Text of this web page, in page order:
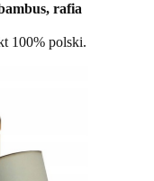
rafia
100% polski.